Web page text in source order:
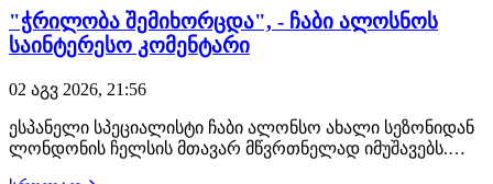
"ჭრილობა შემიხორცდა", - ჩაბი ალოსნოს
საინტერესო კომენტარი
02 აგვ 2026, 21:56
ესპანელი სპეციალისტი ჩაბი ალონსო ახალი სეზონიდან
ლონდონის ჩელსის მთავარ მწვრთნელად იმუშავებს.